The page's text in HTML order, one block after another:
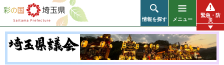
彩の国 埼玉県
情報を探す メニュー
緊急・防
災